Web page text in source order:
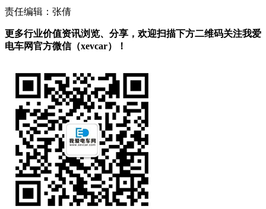
责任编辑：张倩
更多行业价值资讯浏览、分享，欢迎扫描下方二维码关注我爱
电车网官方微信（xevcar）！